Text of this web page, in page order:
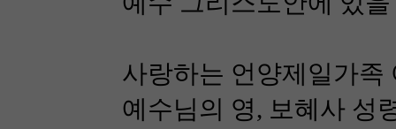
사랑하는 언양제일가족
예수님의 영, 보혜사 성